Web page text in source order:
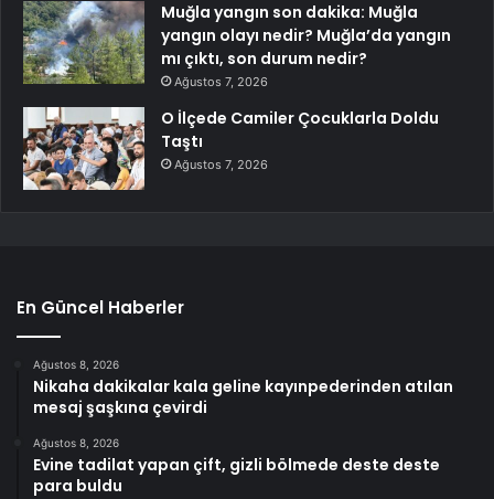
Muğla yangın son dakika: Muğla
yangın olayı nedir? Muğla’da yangın
mı çıktı, son durum nedir?
Ağustos 7, 2026
O İlçede Camiler Çocuklarla Doldu
Taştı
Ağustos 7, 2026
En Güncel Haberler
Ağustos 8, 2026
Nikaha dakikalar kala geline kayınpederinden atılan
mesaj şaşkına çevirdi
Ağustos 8, 2026
Evine tadilat yapan çift, gizli bölmede deste deste
para buldu